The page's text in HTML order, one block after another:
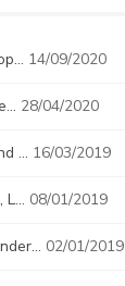
14/09/2020
28/04/2020
… 16/03/2019
L… 08/01/2019
02/01/2019